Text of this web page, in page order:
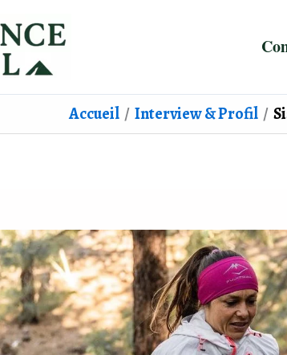
Accueil Interview & Profil